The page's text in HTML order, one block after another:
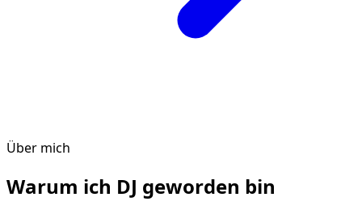
Über mich
Warum ich DJ geworden bin